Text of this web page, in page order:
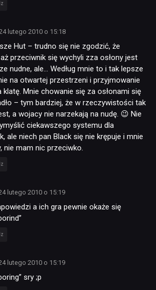
lutego 2010 o 15:18
Hut – trudno się nie zgodzić, że
przeciwnik się wychyli zza osłony jest
nudne, ale… Według mnie to i tak lepsze
na otwartej przestrzeni i przyjmowanie
klatę. Mnie chowanie się za osłonami się
– tym bardziej, że w rzeczywistości tak
a wojacy nie narzekają na nudę. 😉 Nie
ciekawszego systemu dla
ale niech pan Black się nie krępuje i mnie
nie mam nic przeciwko.
lutego 2010 o 15:19
a ich gra pewnie okaże się
lutego 2010 o 15:19
sry ;p